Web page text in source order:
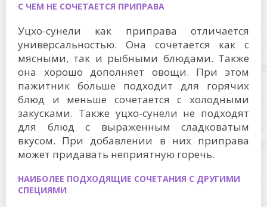
С ЧЕМ НЕ СОЧЕТАЕТСЯ ПРИПРАВА
Уцхо-сунели как приправа отличается
универсальностью. Она сочетается как с
мясными, так и рыбными блюдами. Также
она хорошо дополняет овощи. При этом
пажитник больше подходит для горячих
блюд и меньше сочетается с холодными
закусками. Также уцхо-сунели не подходят
для блюд с выраженным сладковатым
вкусом. При добавлении в них приправа
может придавать неприятную горечь.
НАИБОЛЕЕ ПОДХОДЯЩИЕ СОЧЕТАНИЯ С ДРУГИМИ
СПЕЦИЯМИ